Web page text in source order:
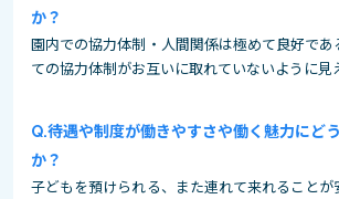
か？
園内での協力体制・人間関係は極めて良好で
ての協力体制がお互いに取れていないように見
待遇や制度が働きやすさや働く魅力にど
か？
子どもを預けられる、また連れて来れること